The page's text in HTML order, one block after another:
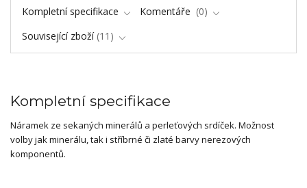
Kompletní specifikace Komentáře
0
Související zboží 11
Kompletní specifikace
Náramek ze sekaných minerálů a perleťových srdíček. Možnost
volby jak minerálu, tak i stříbrné či zlaté barvy nerezových
komponentů.